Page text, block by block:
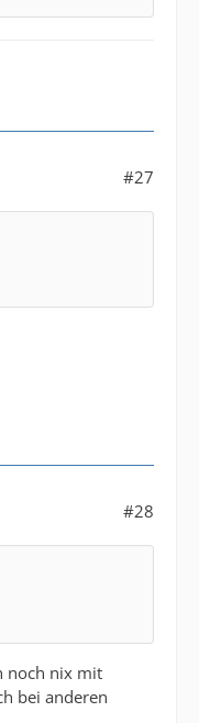
#27
#28
noch nix mit
bei anderen